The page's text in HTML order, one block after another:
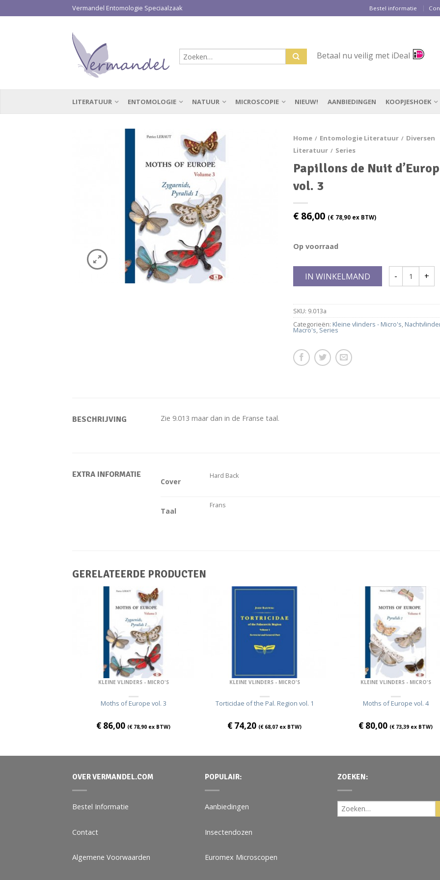
Vermandel Entomologie Speciaalzaak Bestel informatie
Betaal nu veilig met iDeal
LITERATUUR ENTOMOLOGIE NATUUR MICROSCOPIE NIEUW! AANBIEDINGEN KOOPJESHOEK
Home / Entomologie Literatuur / Diversen
Literatuur / Series
Papillons de Nuit
vol. 3
€ 86,00 (€ 78,90 ex BTW)
Op voorraad
IN WINKELMAND
SKU: 9.013a
Categorieën: Kleine vlinders - Micro's,
Macro's, Series
BESCHRIJVING Zie 9.013 maar dan in de Franse taal.
EXTRA INFORMATIE
Cover
Hard Back
Taal
Frans
GERELATEERDE PRODUCTEN
KLEINE VLINDERS - MICRO'S
Moths of Europe vol. 3
€ 86,00 (€78,90 ex BTW)
KLEINE VLINDERS - MICRO'S
Torticidae of the Pal. Region vol. 1
€ 74,20 (€68,07 ex BTW)
KLEINE VLINDERS - MICRO'S
Moths of Europe vol. 4
€ 80,00 (€73,39 ex BTW)
OVER VERMANDEL.COM
Bestel Informatie
Contact
Algemene Voorwaarden
POPULAIR:
Aanbiedingen
Insectendozen
Euromex Microscopen
ZOEKEN: